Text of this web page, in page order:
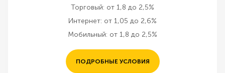
Торговый: от 1,8 до 2,5%
Интернет: от 1,05 до 2,6%
Мобильный: от 1,8 до 2,5%
ПОДРОБНЫЕ УСЛОВИЯ